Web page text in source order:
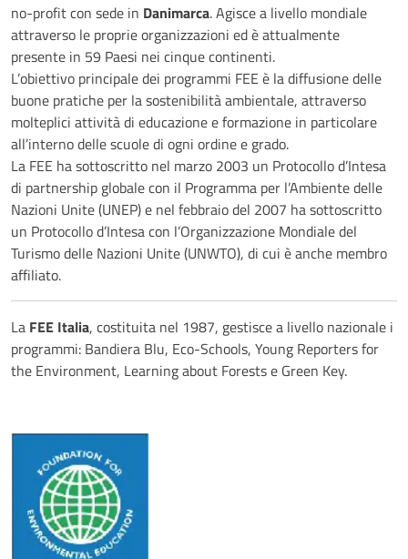
no-profit con sede in Danimarca. Agisce a livello mondiale
attraverso le proprie organizzazioni ed è attualmente
presente in 59 Paesi nei cinque continenti.
L’obiettivo principale dei programmi FEE è la diffusione delle
buone pratiche per la sostenibilità ambientale, attraverso
molteplici attività di educazione e formazione in particolare
all’interno delle scuole di ogni ordine e grado.
La FEE ha sottoscritto nel marzo 2003 un Protocollo d’Intesa
di partnership globale con il Programma per l’Ambiente delle
Nazioni Unite (UNEP) e nel febbraio del 2007 ha sottoscritto
un Protocollo d’Intesa con l’Organizzazione Mondiale del
Turismo delle Nazioni Unite (UNWTO), di cui è anche membro
affiliato.
La FEE Italia, costituita nel 1987, gestisce a livello nazionale i
programmi: Bandiera Blu, Eco-Schools, Young Reporters for
the Environment, Learning about Forests e Green Key.